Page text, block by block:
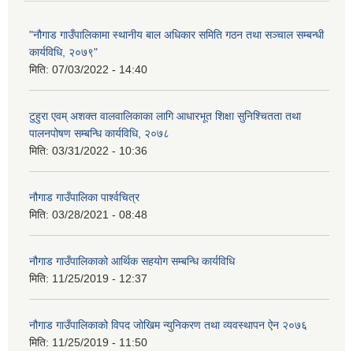
"नौगाड गाउँपालिकामा स्थानीय बाल अधिकार समिति गठन तथा सञ्चाल सम्बन्धी
कार्यविधि, २०७९"
मिति: 07/03/2022 - 14:40
टुहुरा एवम् अशक्त वालवालिकाका लागि आधारभूत शिक्षा सुनिश्चितता तथा
पालनपोषण सम्बन्धि कार्यविधि, २०७८
मिति: 03/31/2022 - 10:36
नौगाड गाउँपालिका पार्श्वचित्र
मिति: 03/28/2021 - 08:48
नौगाड गाउँपालिकाको आर्थिक सहयोग सम्बन्धि कार्यविधि
मिति: 11/25/2019 - 12:37
नौगाड गाउँपालिकाको विपद जोखिम न्युनिकरण तथा व्यवस्थापन ऐन २०७६
मिति: 11/25/2019 - 11:50